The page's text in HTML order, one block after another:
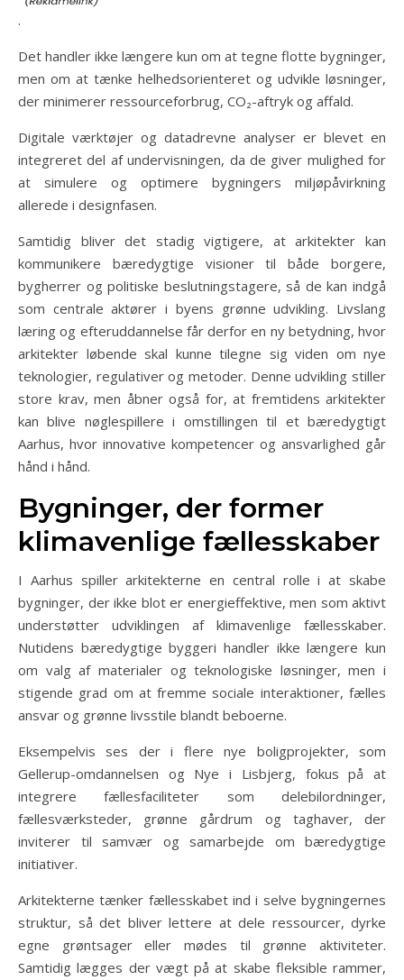
.
Det handler ikke længere kun om at tegne flotte bygninger,
men om at tænke helhedsorienteret og udvikle løsninger,
der minimerer ressourceforbrug, CO₂-aftryk og affald.
Digitale værktøjer og datadrevne analyser er blevet en
integreret del af undervisningen, da de giver mulighed for
at simulere og optimere bygningers miljøpåvirkning
allerede i designfasen.
Samtidig bliver det stadig vigtigere, at arkitekter kan
kommunikere bæredygtige visioner til både borgere,
bygherrer og politiske beslutningstagere, så de kan indgå
som centrale aktører i byens grønne udvikling. Livslang
læring og efteruddannelse får derfor en ny betydning, hvor
arkitekter løbende skal kunne tilegne sig viden om nye
teknologier, regulativer og metoder. Denne udvikling stiller
store krav, men åbner også for, at fremtidens arkitekter
kan blive nøglespillere i omstillingen til et bæredygtigt
Aarhus, hvor innovative kompetencer og ansvarlighed går
hånd i hånd.
Bygninger, der former
klimavenlige fællesskaber
I Aarhus spiller arkitekterne en central rolle i at skabe
bygninger, der ikke blot er energieffektive, men som aktivt
understøtter udviklingen af klimavenlige fællesskaber.
Nutidens bæredygtige byggeri handler ikke længere kun
om valg af materialer og teknologiske løsninger, men i
stigende grad om at fremme sociale interaktioner, fælles
ansvar og grønne livsstile blandt beboerne.
Eksempelvis ses der i flere nye boligprojekter, som
Gellerup-omdannelsen og Nye i Lisbjerg, fokus på at
integrere fællesfaciliteter som delebilordninger,
fællesværksteder, grønne gårdrum og taghaver, der
inviterer til samvær og samarbejde om bæredygtige
initiativer.
Arkitekterne tænker fællesskabet ind i selve bygningernes
struktur, så det bliver lettere at dele ressourcer, dyrke
egne grøntsager eller mødes til grønne aktiviteter.
Samtidig lægges der vægt på at skabe fleksible rammer,